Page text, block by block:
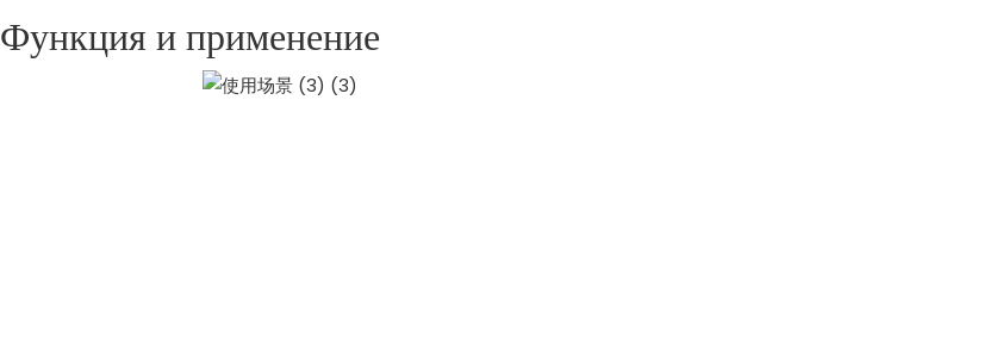
Функция и применение